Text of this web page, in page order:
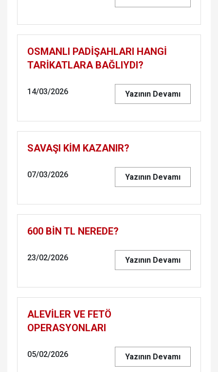
OSMANLI PADİŞAHLARI HANGİ
TARİKATLARA BAĞLIYDI?
14/03/2026 Yazının Devamı
SAVAŞI KİM KAZANIR?
07/03/2026 Yazının Devamı
600 BİN TL NEREDE?
23/02/2026 Yazının Devamı
ALEVİLER VE FETÖ
OPERASYONLARI
05/02/2026 Yazının Devamı